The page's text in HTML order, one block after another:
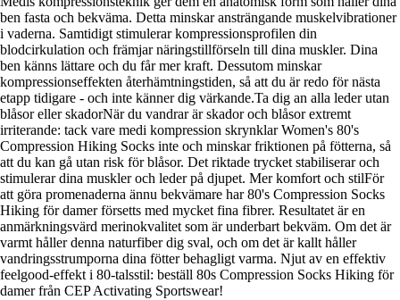
ben fasta och bekväma. Detta minskar ansträngande muskelvibrationer
i vaderna. Samtidigt stimulerar kompressionsprofilen din
blodcirkulation och främjar näringstillförseln till dina muskler. Dina
ben känns lättare och du får mer kraft. Dessutom minskar
kompressionseffekten återhämtningstiden, så att du är redo för nästa
etapp tidigare - och inte känner dig värkande.Ta dig an alla leder utan
blåsor eller skadorNär du vandrar är skador och blåsor extremt
irriterande: tack vare medi kompression skrynklar Women's 80's
Compression Hiking Socks inte och minskar friktionen på fötterna, så
att du kan gå utan risk för blåsor. Det riktade trycket stabiliserar och
stimulerar dina muskler och leder på djupet. Mer komfort och stilFör
att göra promenaderna ännu bekvämare har 80's Compression Socks
Hiking för damer försetts med mycket fina fibrer. Resultatet är en
anmärkningsvärd merinokvalitet som är underbart bekväm. Om det är
varmt håller denna naturfiber dig sval, och om det är kallt håller
vandringsstrumporna dina fötter behagligt varma. Njut av en effektiv
feelgood-effekt i 80-talsstil: beställ 80s Compression Socks Hiking för
damer från CEP Activating Sportswear!